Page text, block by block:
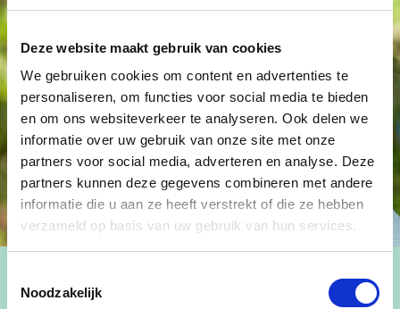
Deze website maakt gebruik van cookies
We gebruiken cookies om content en advertenties te
personaliseren, om functies voor social media te bieden
en om ons websiteverkeer te analyseren. Ook delen we
informatie over uw gebruik van onze site met onze
partners voor social media, adverteren en analyse. Deze
partners kunnen deze gegevens combineren met andere
informatie die u aan ze heeft verstrekt of die ze hebben
verzameld op basis van uw gebruik van hun services.
Noodzakelijk